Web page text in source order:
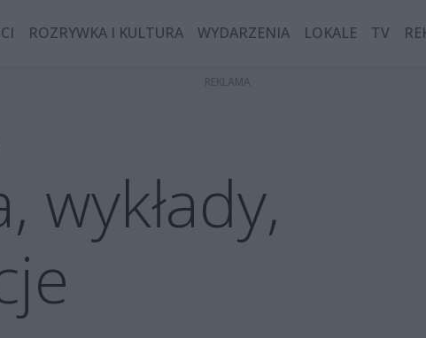
ROZRYWKA I KULTURA WYDARZENIA LOKALE TV
wykłady,